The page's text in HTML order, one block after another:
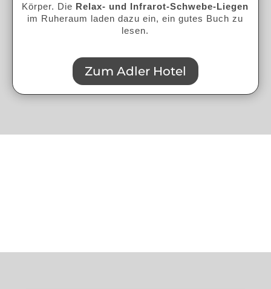
Körper. Die Relax- und Infrarot-Schwebe-Liegen
im Ruheraum laden dazu ein, ein gutes Buch zu
lesen.
Zum Adler Hotel